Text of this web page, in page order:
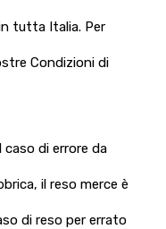
tutta Italia. Per
Condizioni di
caso di errore da
il reso merce è
di reso per errato